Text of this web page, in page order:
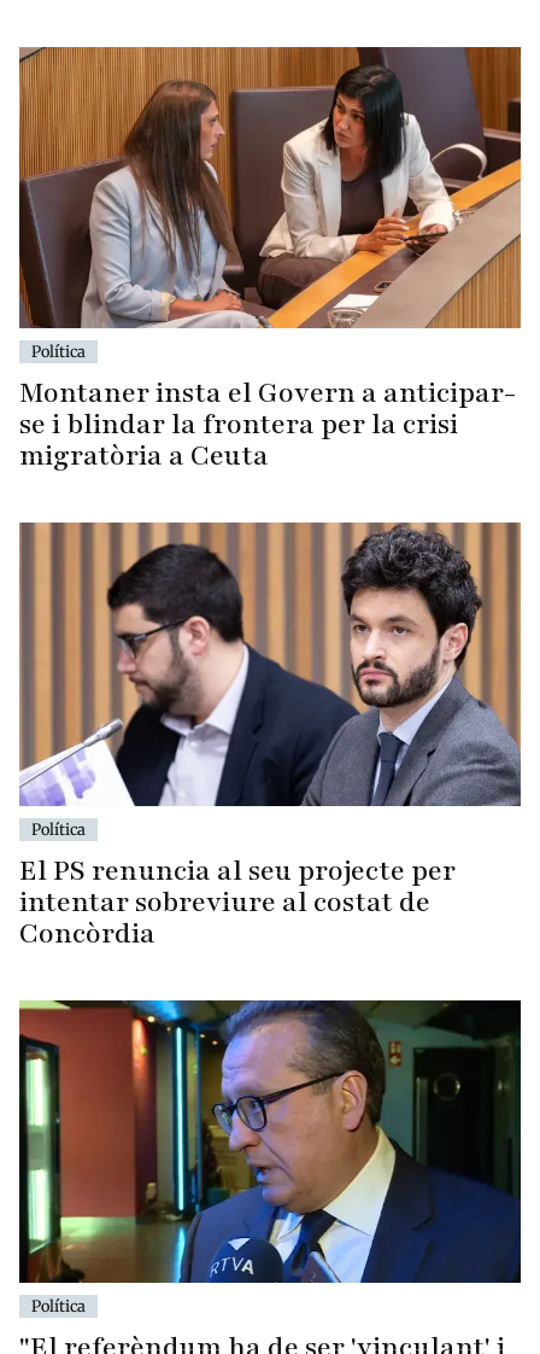
Política
Montaner insta el Govern a anticipar-
se i blindar la frontera per la crisi
migratòria a Ceuta
Política
El PS renuncia al seu projecte per
intentar sobreviure al costat de
Concòrdia
Política